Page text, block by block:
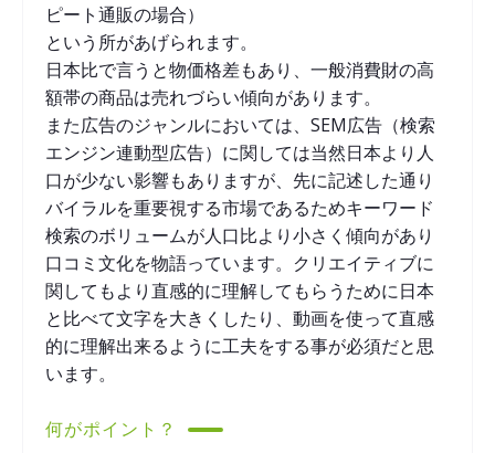
ピート通販の場合）
という所があげられます。
日本比で言うと物価格差もあり、一般消費財の高
額帯の商品は売れづらい傾向があります。
また広告のジャンルにおいては、SEM広告（検索
エンジン連動型広告）に関しては当然日本より人
口が少ない影響もありますが、先に記述した通り
バイラルを重要視する市場であるためキーワード
検索のボリュームが人口比より小さく傾向があり
口コミ文化を物語っています。クリエイティブに
関してもより直感的に理解してもらうために日本
と比べて文字を大きくしたり、動画を使って直感
的に理解出来るように工夫をする事が必須だと思
います。
何がポイント？